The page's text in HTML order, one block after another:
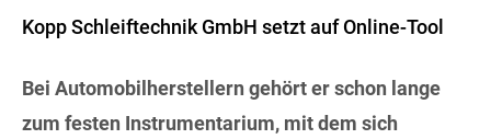
Kopp Schleiftechnik GmbH setzt auf Online-Tool
Bei Automobilherstellern gehört er schon lange
zum festen Instrumentarium, mit dem sich